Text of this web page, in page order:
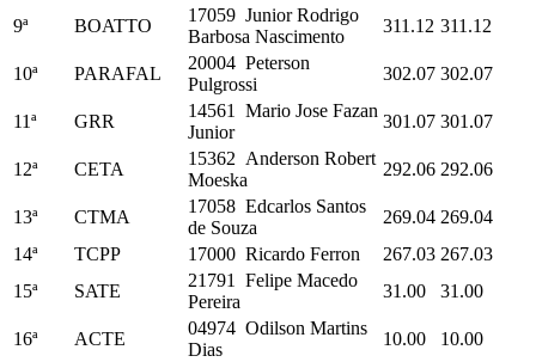
9ª BOATTO
17059 Junior Rodrigo
Barbosa Nascimento
311.12 311.12
10ª PARAFAL
20004 Peterson
Pulgrossi
302.07 302.07
11ª GRR
14561 Mario Jose Fazan
Junior
301.07 301.07
12ª CETA
15362 Anderson Robert
Moeska
292.06 292.06
13ª CTMA
17058 Edcarlos Santos
de Souza
269.04 269.04
14ª
TCPP 17000 Ricardo Ferron 267.03 267.03
15ª
SATE
21791 Felipe Macedo
Pereira
31.00 31.00
16ª ACTE
04974 Odilson Martins
Dias
10.00 10.00